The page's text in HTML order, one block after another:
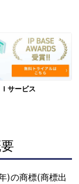
サービス
)の商標(商標出